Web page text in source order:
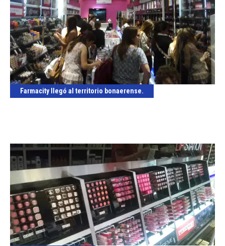
Farmacity llegó al territorio bonaerense.